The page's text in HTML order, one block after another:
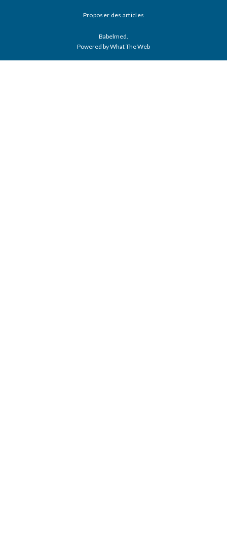
Proposer des articles
Babelmed.
Powered by What The Web